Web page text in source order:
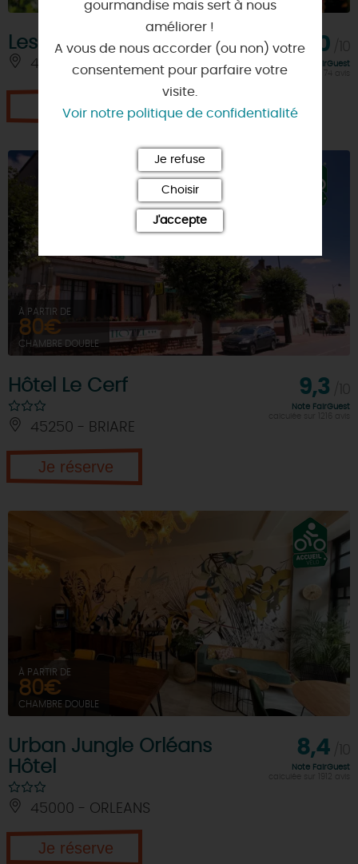
Les Jardins de Roquelin
45130 - MEUNG-SUR-LOIRE
9,0
Note FairGuest
calculée sur 74 avis
Je réserve
À PARTIR DE
80€
CHAMBRE DOUBLE
Hôtel Le Cerf
45250 - BRIARE
9,3
Note FairGuest
Je réserve
À PARTIR DE
80€
CHAMBRE DOUBLE
Urban Jungle Orléans
Hôtel
45000 - ORLEANS
8,4
Note FairGuest
Je réserve
gourmandise mais sert à nous
améliorer !
A vous de nous accorder (ou non) votre
consentement pour parfaire votre
visite.
Voir notre politique de confidentialité
Je refuse
Choisir
J'accepte